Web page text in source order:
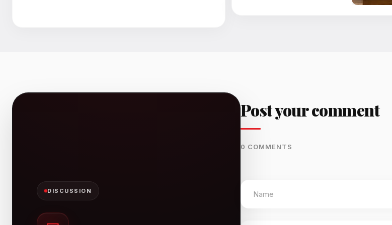
DISCUSSION
Post your comment
0 COMMENTS